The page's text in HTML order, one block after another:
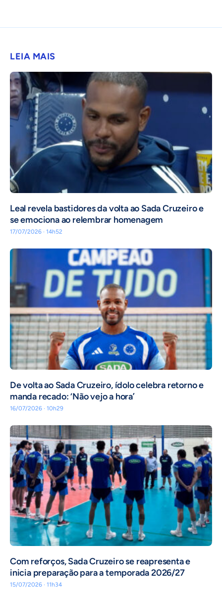
LEIA MAIS
Leal revela bastidores da volta ao Sada Cruzeiro e
se emociona ao relembrar homenagem
17/07/2026 · 14h52
De volta ao Sada Cruzeiro, ídolo celebra retorno e
manda recado: ‘Não vejo a hora’
16/07/2026 · 10h29
Com reforços, Sada Cruzeiro se reapresenta e
inicia preparação para a temporada 2026/27
15/07/2026 · 11h34